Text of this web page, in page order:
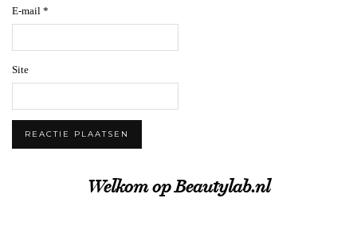
E-mail *
Site
Welkom op Beautylab.nl